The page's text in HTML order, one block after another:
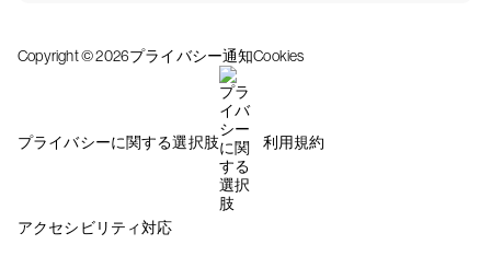
Copyright © 2026プライバシー通知Cookies
プライバシーに関する選択肢 利用規約
アクセシビリティ対応